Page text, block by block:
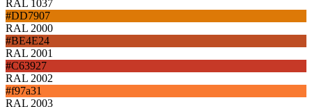
RAL 1037
#DD7907
RAL 2000
#BE4E24
RAL 2001
#C63927
RAL 2002
#f97a31
RAL 2003